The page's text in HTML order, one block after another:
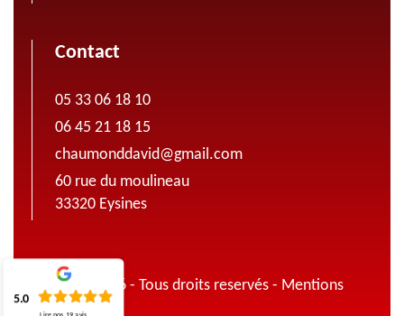
Contact
05 33 06 18 10
06 45 21 18 15
chaumonddavid@gmail.com
60 rue du moulineau
33320 Eysines
© 2022 - 2026 - Tous droits reservés - Mentions
légales
5.0